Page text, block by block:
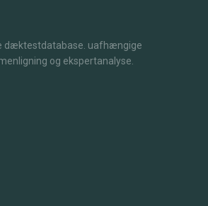
dæktestdatabase. uafhængige
og ekspertanalyse.